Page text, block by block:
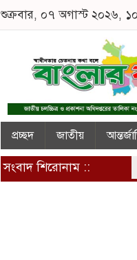
শুক্রবার, ০৭ অগাস্ট ২০২৬,
প্রচ্ছদ জাতীয়
সংবাদ শিরোনাম ::